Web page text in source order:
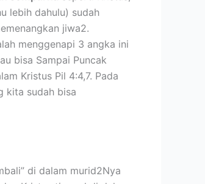
lebih dahulu) sudah
jiwa2.
menggenapi 3 angka ini
bisa Sampai Puncak
Kristus Pil 4:4,7. Pada
kita sudah bisa
di dalam murid2Nya